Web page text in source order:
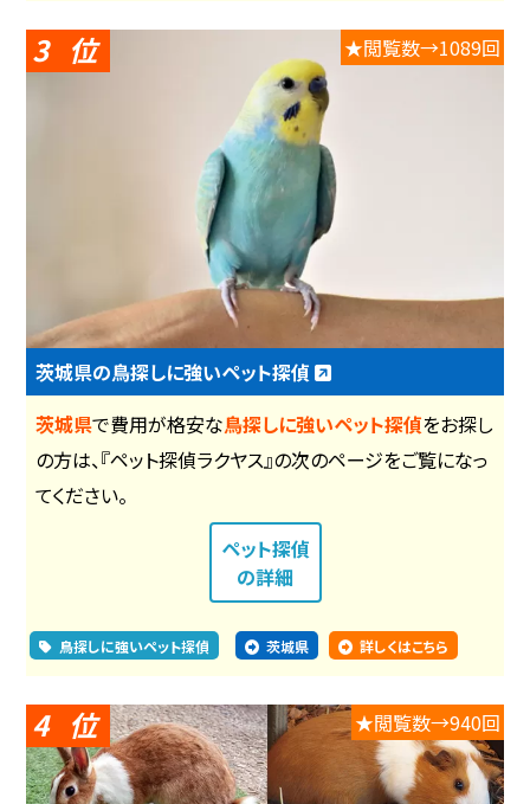
3 ★閲覧数→1089回
茨城県の鳥探しに強いペット探偵
茨城県で費用が格安な鳥探しに強いペット探偵をお探し
の方は、『ペット探偵ラクヤス』の次のページをご覧になっ
てください。
ペット探偵
の詳細
鳥探しに強いペット探偵 茨城県 詳しくはこちら
4 ★閲覧数→940回